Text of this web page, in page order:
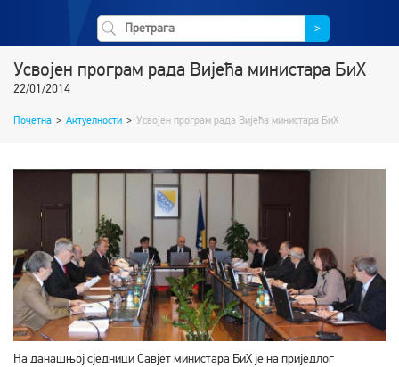
>
Усвојен програм рада Вијећа министара БиХ
22/01/2014
Почетна > Актуелности > Усвојен програм рада Вијећа министара БиХ
На данашњој сједници Савјет министара БиХ је на приједлог